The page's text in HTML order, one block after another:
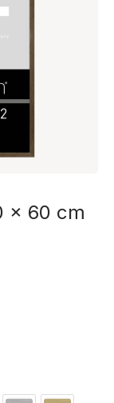
x 60 cm